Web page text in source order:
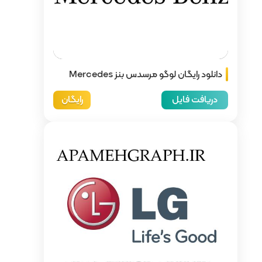
دانلود رایگان لوگو مرسدس بنز Mercedes
رایگان